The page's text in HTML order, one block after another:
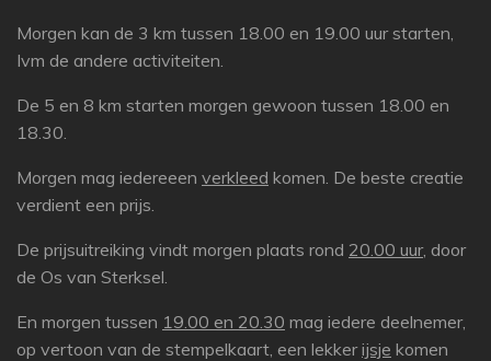
Morgen kan de 3 km tussen 18.00 en 19.00 uur starten,
Ivm de andere activiteiten.
De 5 en 8 km starten morgen gewoon tussen 18.00 en
18.30.
Morgen mag iedereeen verkleed komen. De beste creatie
verdient een prijs.
De prijsuitreiking vindt morgen plaats rond 20.00 uur, door
de Os van Sterksel.
En morgen tussen 19.00 en 20.30 mag iedere deelnemer,
op vertoon van de stempelkaart, een lekkerijsje komen